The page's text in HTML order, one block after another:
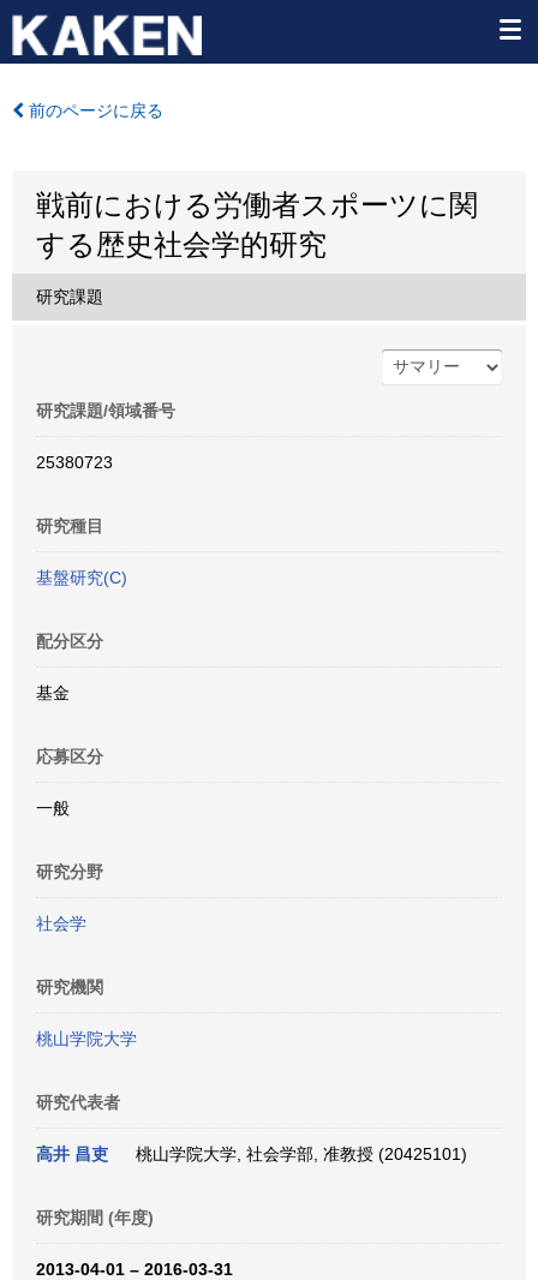
前のページに戻る
戦前における労働者スポーツに関
する歴史社会学的研究
研究課題
研究課題/領域番号
25380723
研究種目
基盤研究(C)
配分区分
基金
応募区分
一般
研究分野
社会学
研究機関
桃山学院大学
研究代表者
高井 昌吏 桃山学院大学, 社会学部, 准教授 (20425101)
研究期間 (年度)
2013-04-01 – 2016-03-31